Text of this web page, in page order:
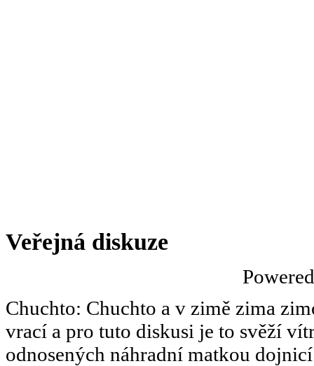
Veřejná diskuze
Chuchto: Chuchto a v zimě zima
vrací a pro tuto diskusi je to svěží
odnosených náhradní matkou